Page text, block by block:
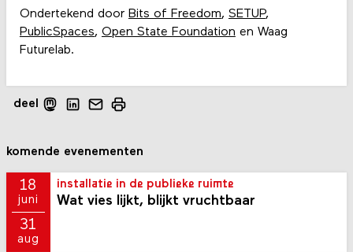
Ondertekend door Bits of Freedom, SETUP,
PublicSpaces, Open State Foundation en Waag
Futurelab.
deel
komende evenementen
18
juni
31
aug
installatie in de publieke ruimte
Wat vies lijkt, blijkt vruchtbaar